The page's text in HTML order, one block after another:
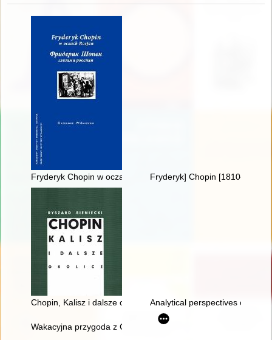
Fryderyk Chopin w oczach Rosjan. Antologia. Friderik źopen
Fryderyk] Chopin [1810-1849].
Chopin, Kalisz i dalsze okolice Analytical perspectives on the
Wakacyjna przygoda z Chopinem" w Muzeum Niepodległości